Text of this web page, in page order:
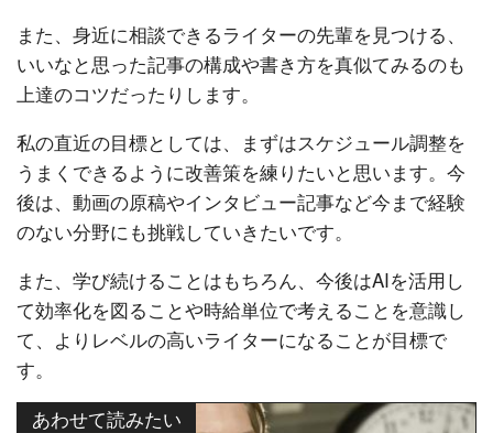
また、身近に相談できるライターの先輩を見つける、
いいなと思った記事の構成や書き方を真似てみるのも
上達のコツだったりします。
私の直近の目標としては、まずはスケジュール調整を
うまくできるように改善策を練りたいと思います。今
後は、動画の原稿やインタビュー記事など今まで経験
のない分野にも挑戦していきたいです。
また、学び続けることはもちろん、今後はAIを活用し
て効率化を図ることや時給単位で考えることを意識し
て、よりレベルの高いライターになることが目標で
す。
あわせて読みたい